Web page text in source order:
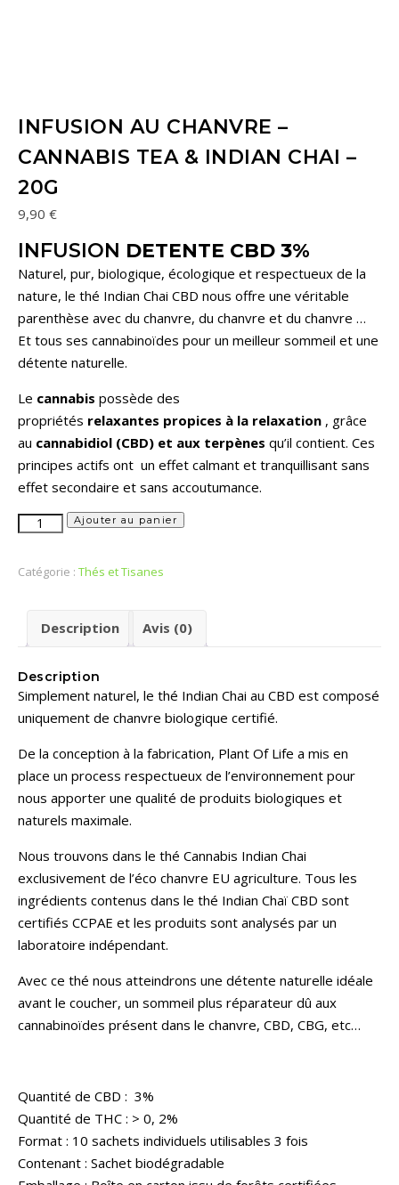
INFUSION AU CHANVRE –
CANNABIS TEA & INDIAN CHAI –
20G
9,90 €
INFUSION DETENTE CBD 3%
Naturel, pur, biologique, écologique et respectueux de la
nature, le thé Indian Chai CBD nous offre une véritable
parenthèse avec du chanvre, du chanvre et du chanvre …
Et tous ses cannabinoïdes pour un meilleur sommeil et une
détente naturelle.
Le cannabis possède des
propriétés relaxantes propices à la relaxation , grâce
au cannabidiol (CBD) et aux terpènes qu’il contient. Ces
principes actifs ont un effet calmant et tranquillisant sans
effet secondaire et sans accoutumance.
Ajouter au panier
Catégorie : Thés et Tisanes
Description Avis (0)
Description
Simplement naturel, le thé Indian Chai au CBD est composé
uniquement de chanvre biologique certifié.
De la conception à la fabrication, Plant Of Life a mis en
place un process respectueux de l’environnement pour
nous apporter une qualité de produits biologiques et
naturels maximale.
Nous trouvons dans le thé Cannabis Indian Chai
exclusivement de l’éco chanvre EU agriculture. Tous les
ingrédients contenus dans le thé Indian Chaï CBD sont
certifiés CCPAE et les produits sont analysés par un
laboratoire indépendant.
Avec ce thé nous atteindrons une détente naturelle idéale
avant le coucher, un sommeil plus réparateur dû aux
cannabinoïdes présent dans le chanvre, CBD, CBG, etc…
Quantité de CBD : 3%
Quantité de THC : > 0, 2%
Format : 10 sachets individuels utilisables 3 fois
Contenant : Sachet biodégradable